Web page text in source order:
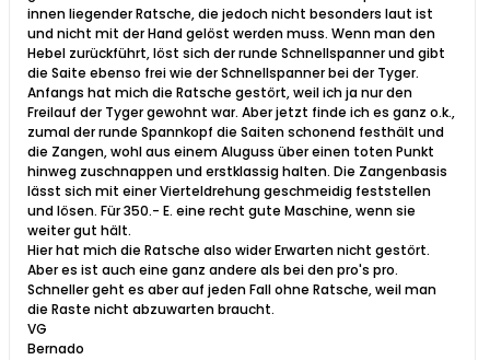
innen liegender Ratsche, die jedoch nicht besonders laut ist
und nicht mit der Hand gelöst werden muss. Wenn man den
Hebel zurückführt, löst sich der runde Schnellspanner und gibt
die Saite ebenso frei wie der Schnellspanner bei der Tyger.
Anfangs hat mich die Ratsche gestört, weil ich ja nur den
Freilauf der Tyger gewohnt war. Aber jetzt finde ich es ganz o.k.,
zumal der runde Spannkopf die Saiten schonend festhält und
die Zangen, wohl aus einem Aluguss über einen toten Punkt
hinweg zuschnappen und erstklassig halten. Die Zangenbasis
lässt sich mit einer Vierteldrehung geschmeidig feststellen
und lösen. Für 350.- E. eine recht gute Maschine, wenn sie
weiter gut hält.
Hier hat mich die Ratsche also wider Erwarten nicht gestört.
Aber es ist auch eine ganz andere als bei den pro's pro.
Schneller geht es aber auf jeden Fall ohne Ratsche, weil man
die Raste nicht abzuwarten braucht.
VG
Bernado